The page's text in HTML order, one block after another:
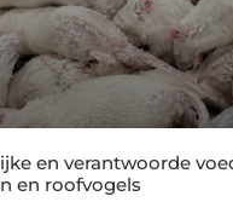
en verantwoorde
en roofvogels